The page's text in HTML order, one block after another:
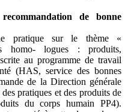
de bonne
pratique sur le thème «
homo- logues : produits,
au programme de travail
(HAS, service des bonnes
de la Direction générale
pratiques et des produits de
du corps humain PP4).